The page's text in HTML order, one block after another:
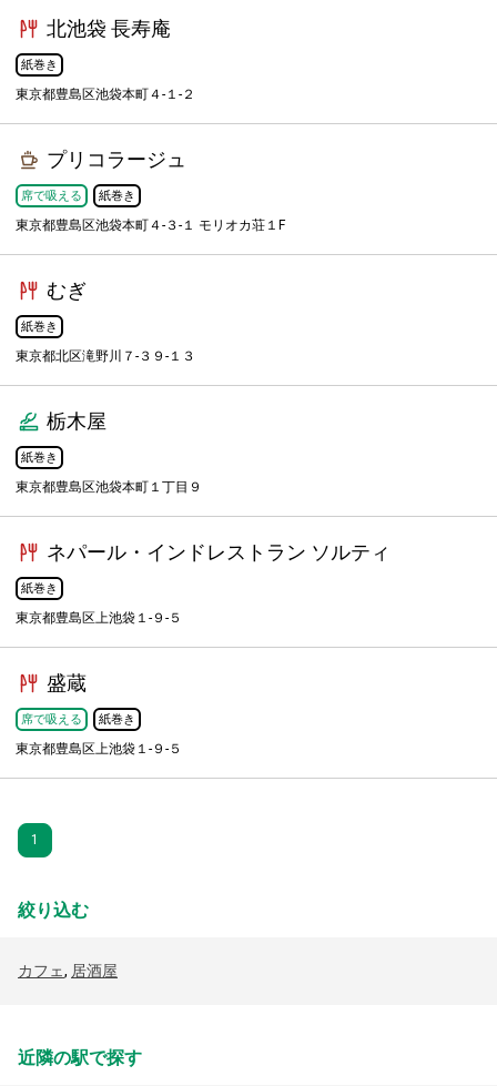
北池袋 長寿庵
紙巻き
東京都豊島区池袋本町４-１-２
プリコラージュ
席で吸える 紙巻き
東京都豊島区池袋本町４-３-１ モリオカ荘１F
むぎ
紙巻き
東京都北区滝野川７-３９-１３
栃木屋
紙巻き
東京都豊島区池袋本町１丁目９
ネパール・インドレストラン ソルティ
紙巻き
東京都豊島区上池袋１-９-５
盛蔵
席で吸える 紙巻き
東京都豊島区上池袋１-９-５
1
絞り込む
カフェ, 居酒屋
近隣の駅で探す